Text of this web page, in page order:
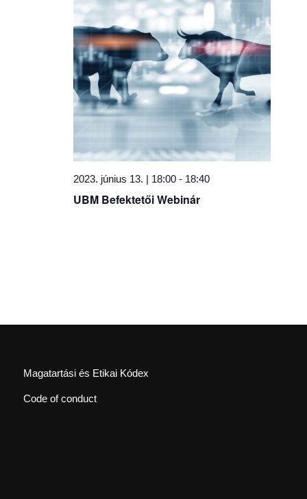
2023. június 13. | 18:00 - 18:40
UBM Befektetői Webinár
Magatartási és Etikai Kódex
Code of conduct